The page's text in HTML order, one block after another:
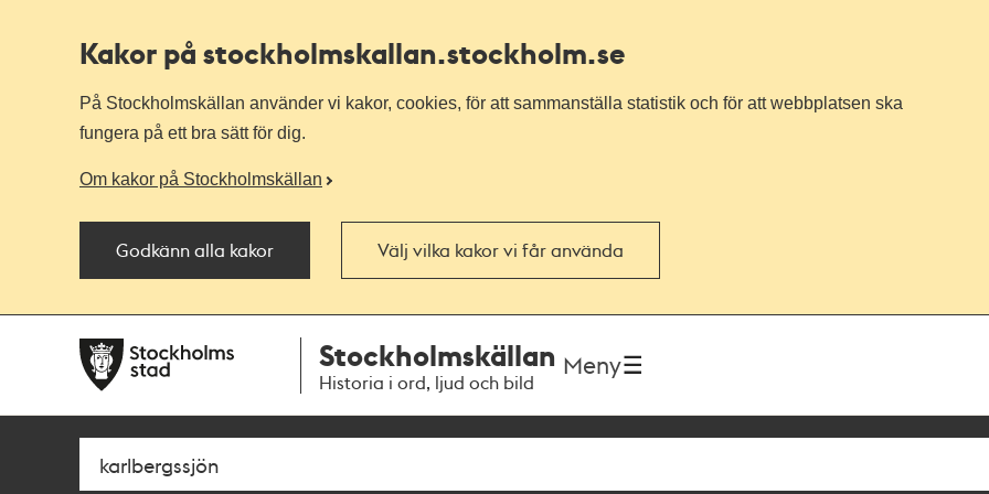
Kakor på stockholmskallan.stockholm.se
På Stockholmskällan använder vi kakor, cookies, för att sammanställa statistik och för att webbplatsen ska
fungera på ett bra sätt för dig.
Om kakor på Stockholmskällan
Godkänn alla kakor Välj vilka kakor vi får använda
navigationen
huvudinnehållet
Stockholmskällan
Historia i ord, ljud och bild
Meny
Sök